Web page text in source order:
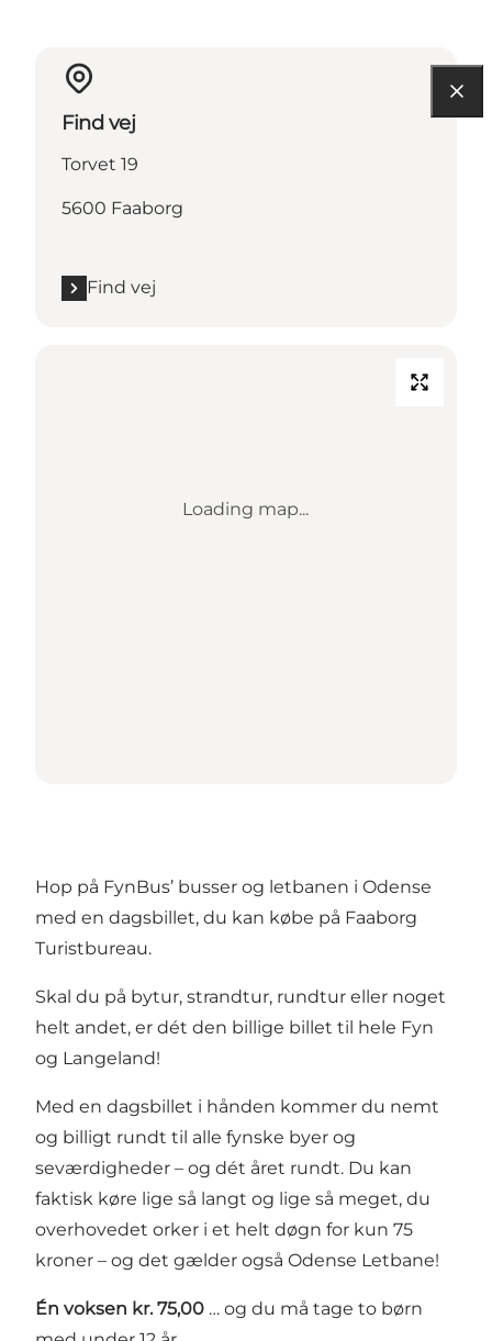
Find vej
Torvet 19
5600 Faaborg
Find vej
Loading map...
Hop på FynBus’ busser og letbanen i Odense
med en dagsbillet, du kan købe på Faaborg
Turistbureau.
Skal du på bytur, strandtur, rundtur eller noget
helt andet, er dét den billige billet til hele Fyn
og Langeland!
Med en dagsbillet i hånden kommer du nemt
og billigt rundt til alle fynske byer og
seværdigheder – og dét året rundt. Du kan
faktisk køre lige så langt og lige så meget, du
overhovedet orker i et helt døgn for kun 75
kroner – og det gælder også Odense Letbane!
Én voksen kr. 75,00 … og du må tage to børn